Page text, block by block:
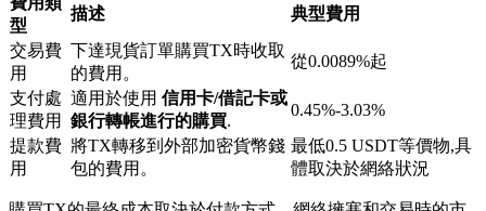
鎖倉BTR
輕鬆獲得多重福利
型
描述
典型費用
交易費
用
下達現貨訂單購買TX時收取
的費用。
從0.0089%起
支付處
理費用
適用於使用 信用卡/借記卡或
銀行轉帳進行的購買.
0.45%-3.03%
提款費
用
將TX轉移到外部加密貨幣錢
包的費用。
最低0.5 USDT等價物,具
體取決於網絡狀況